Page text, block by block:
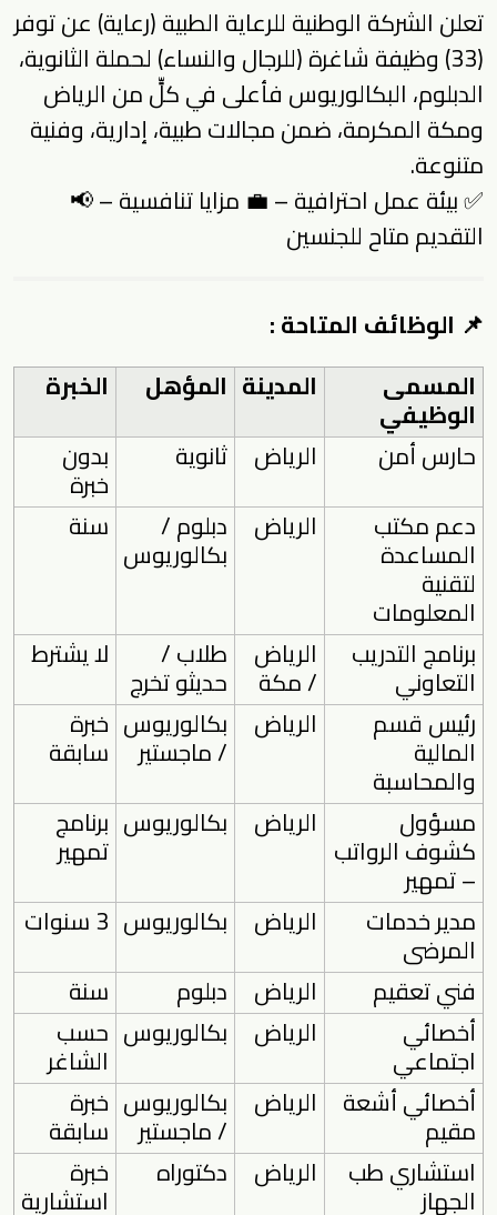
تعلن الشركة الوطنية للرعاية الطبية (رعاية) عن توفر
(33) وظيفة شاغرة (للرجال والنساء) لحملة الثانوية،
الدبلوم، البكالوريوس فأعلى في كلٍّ من الرياض
ومكة المكرمة، ضمن مجالات طبية، إدارية، وفنية
متنوعة.
✅ بيئة عمل احترافية – 💼 مزايا تنافسية – 📢
التقديم متاح للجنسين
📌 الوظائف المتاحة :
المسمى
الوظيفي
المدينة المؤهل
الخبرة
حارس أمن
الرياض ثانوية بدون
خبرة
دعم مكتب
المساعدة
لتقنية
المعلومات
الرياض دبلوم /
بكالوريوس
سنة
برنامج التدريب
التعاوني
الرياض
/ مكة
طلاب /
حديثو تخرج
لا يشترط
رئيس قسم
المالية
والمحاسبة
الرياض بكالوريوس
/ ماجستير
خبرة
سابقة
مسؤول
كشوف الرواتب
– تمهير
الرياض بكالوريوس برنامج
تمهير
مدير خدمات
المرضى
الرياض بكالوريوس 3 سنوات
فني تعقيم
الرياض دبلوم
سنة
أخصائي
اجتماعي
الرياض بكالوريوس حسب
الشاغر
أخصائي أشعة
مقيم
الرياض بكالوريوس
/ ماجستير
خبرة
سابقة
استشاري طب
الجهاز
الرياض دكتوراه خبرة
استشارية